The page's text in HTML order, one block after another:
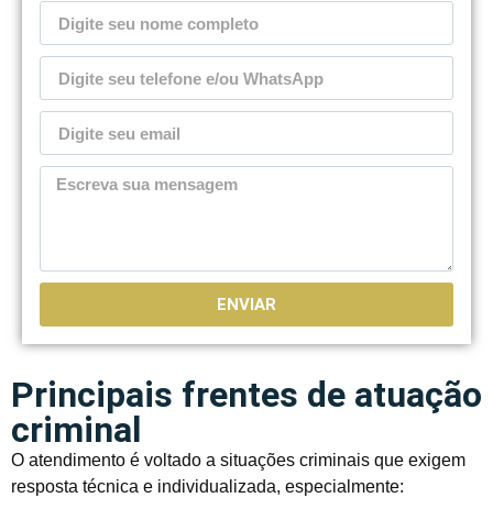
ENVIAR
Principais frentes de atuação
criminal
O atendimento é voltado a situações criminais que exigem
resposta técnica e individualizada, especialmente: